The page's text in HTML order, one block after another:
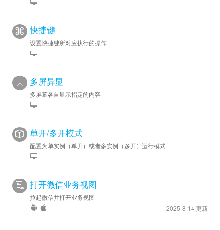
快捷键
设置快捷键所对应执行的操作
多屏异显
多屏幕各自显示指定的内容
单开/多开模式
配置为单实例（单开）或者多实例（多开）运行模式
打开微信业务视图
拉起微信并打开业务视图
2025-8-14 更新